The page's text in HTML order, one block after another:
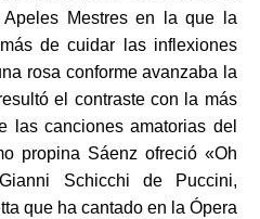
Mestres en la que la
de cuidar las inflexiones
rosa conforme avanzaba la
el contraste con la más
las canciones amatorias del
propina Sáenz ofreció «Oh
Schicchi de Puccini,
que ha cantado en la Ópera